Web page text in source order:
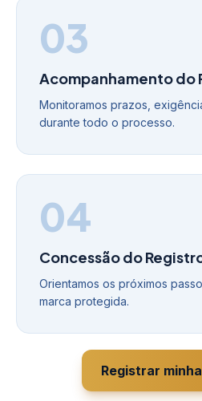
03
Acompanhamento do
Monitoramos prazos,
durante todo o processo.
04
Concessão do
Orientamos os próximos
marca protegida.
Registrar